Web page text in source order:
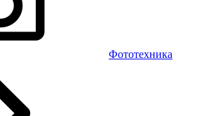
Фототехника